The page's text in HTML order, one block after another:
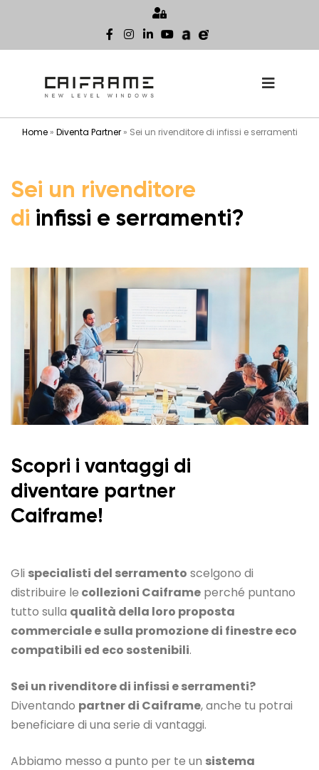
Home» Diventa Partner» Sei un rivenditore di infissi e serramenti
Sei un rivenditore
di infissi e serramenti?
Scopri i vantaggi di
diventare partner
Caiframe!
Gli specialisti del serramento scelgono di
distribuire le collezioni Caiframe perché puntano
tutto sulla qualità della loro proposta
commerciale e sulla promozione di finestre eco
compatibili ed eco sostenibili.
Sei un rivenditore di infissi e serramenti?
Diventando partner di Caiframe, anche tu potrai
beneficiare di una serie di vantaggi.
Abbiamo messo a punto per te un sistema